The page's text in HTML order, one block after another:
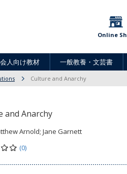
Online
人向け教材 一般教養・文芸書
Culture and Anarchy
and Anarchy
Arnold; Jane Garnett
(0)